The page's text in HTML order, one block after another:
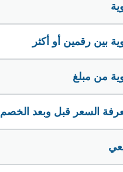
بين رقمين أو أكثر
من مبلغ
السعر قبل وبعد الخصم